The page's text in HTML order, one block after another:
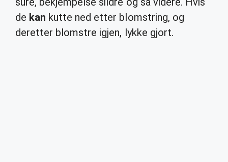
de kan kutte ned etter blomstring, og
deretter blomstre igjen, lykke gjort.